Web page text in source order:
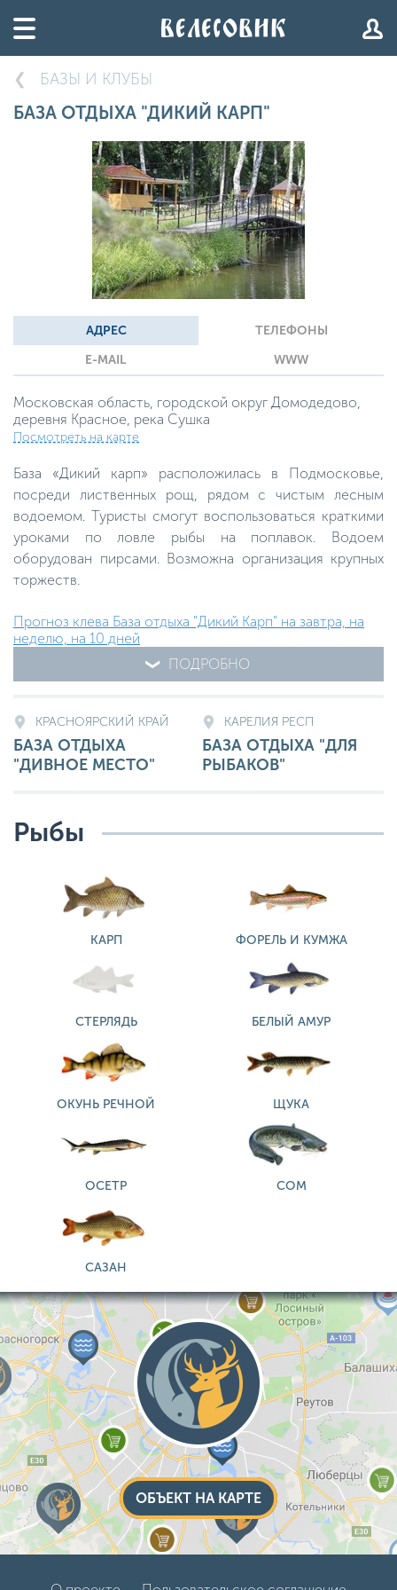
БАЗЫ И КЛУБЫ
БАЗА ОТДЫХА "ДИКИЙ КАРП"
АДРЕС
ТЕЛЕФОНЫ
E-MAIL
WWW
Московская область, городской округ Домодедово,
деревня Красное, река Сушка
Посмотреть на карте
База «Дикий карп» расположилась в Подмосковье,
посреди лиственных рощ, рядом с чистым лесным
водоемом. Туристы смогут воспользоваться краткими
уроками по ловле рыбы на поплавок. Водоем
оборудован пирсами. Возможна организация крупных
торжеств.
Прогноз клева База отдыха "Дикий Карп" на завтра, на
неделю, на 10 дней
ПОДРОБНО
КРАСНОЯРСКИЙ КРАЙ
БАЗА ОТДЫХА
"ДИВНОЕ МЕСТО"
КАРЕЛИЯ РЕСП
БАЗА ОТДЫХА "ДЛЯ
РЫБАКОВ"
Рыбы
КАРП ФОРЕЛЬ И КУМЖА
СТЕРЛЯДЬ БЕЛЫЙ АМУР
ОКУНЬ РЕЧНОЙ ЩУКА
ОСЕТР СОМ
САЗАН
ОБЪЕКТ НА КАРТЕ